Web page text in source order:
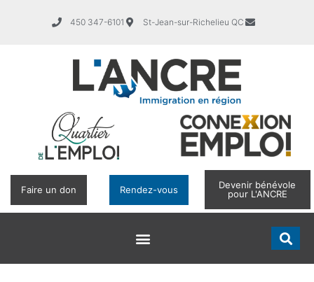
450 347-6101 St-Jean-sur-Richelieu QC
Faire un don Rendez-vous
Devenir bénévole
pour L'ANCRE